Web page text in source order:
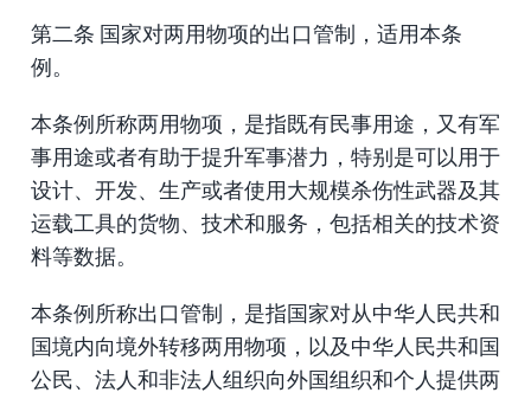
第二条 国家对两用物项的出口管制，适用本条
例。
本条例所称两用物项，是指既有民事用途，又有军
事用途或者有助于提升军事潜力，特别是可以用于
设计、开发、生产或者使用大规模杀伤性武器及其
运载工具的货物、技术和服务，包括相关的技术资
料等数据。
本条例所称出口管制，是指国家对从中华人民共和
国境内向境外转移两用物项，以及中华人民共和国
公民、法人和非法人组织向外国组织和个人提供两